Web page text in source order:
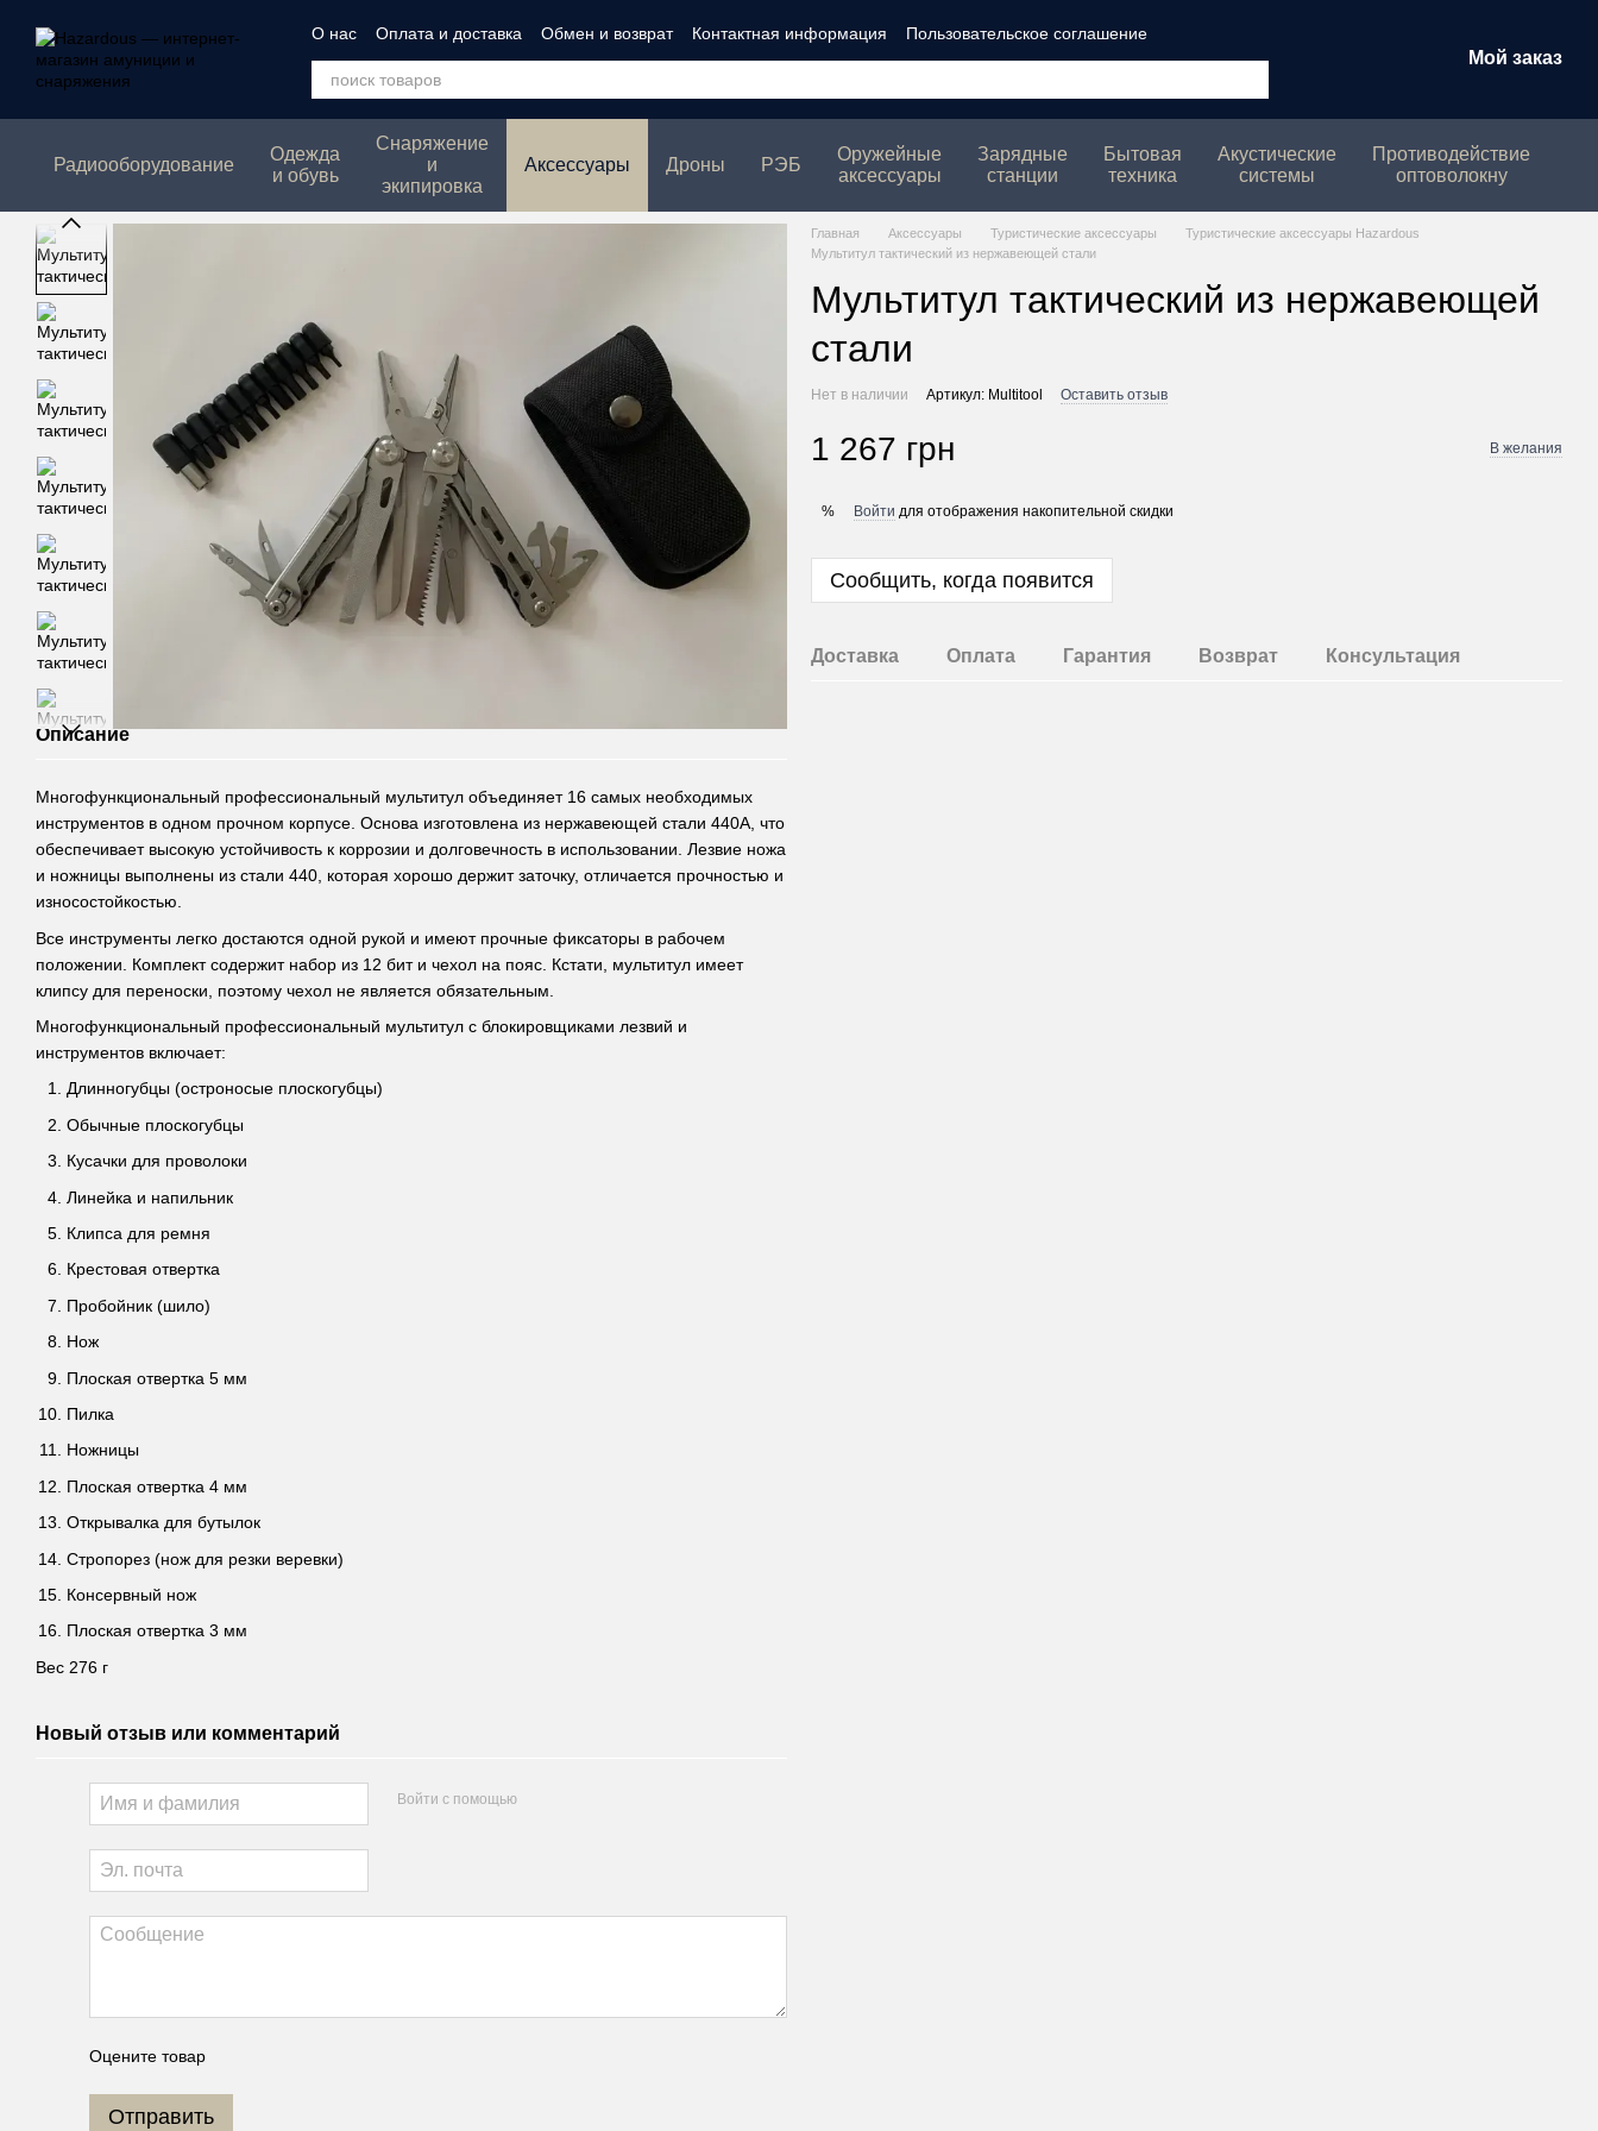
О нас Оплата и доставка Обмен и возврат Контактная информация
Пользовательское соглашение
Политика конфеденциальности
Мой заказ
Радиооборудование
Одежда
и обувь
Снаряжение
и
экипировка
Аксессуары Дроны РЭБ
Оружейные
аксессуары
Зарядные
станции
Бытовая
техника
Акустические
системы
Противодействие
оптоволокну
Описание
Многофункциональный профессиональный мультитул объединяет 16 самых необходимых
инструментов в одном прочном корпусе. Основа изготовлена из нержавеющей стали 440A, что
обеспечивает высокую устойчивость к коррозии и долговечность в использовании. Лезвие ножа
и ножницы выполнены из стали 440, которая хорошо держит заточку, отличается прочностью и
износостойкостью.
Все инструменты легко достаются одной рукой и имеют прочные фиксаторы в рабочем
положении. Комплект содержит набор из 12 бит и чехол на пояс. Кстати, мультитул имеет
клипсу для переноски, поэтому чехол не является обязательным.
Многофункциональный профессиональный мультитул с блокировщиками лезвий и
инструментов включает:
Длинногубцы (остроносые плоскогубцы)
Обычные плоскогубцы
Кусачки для проволоки
Линейка и напильник
Клипса для ремня
Крестовая отвертка
Пробойник (шило)
Нож
Плоская отвертка 5 мм
Пилка
Ножницы
Плоская отвертка 4 мм
Открывалка для бутылок
Стропорез (нож для резки веревки)
Консервный нож
Плоская отвертка 3 мм
Вес 276 г
Новый отзыв или комментарий
Войти с помощью
Оцените товар
Отправить
Главная Аксессуары Туристические аксессуары
Туристические аксессуары Hazardous
Мультитул тактический из нержавеющей стали
Мультитул тактический из нержавеющей
стали
Нет в наличии Артикул: Multitool Оставить отзыв
1 267 грн В желания
% Войти для отображения накопительной скидки
Сообщить, когда появится
Доставка Оплата Гарантия Возврат Консультация